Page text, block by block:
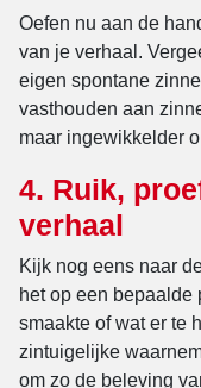
Oefen nu aan de
van je verhaal.
eigen spontane
vasthouden aan
maar ingewikkelder
4. Ruik,
verhaal
Kijk nog eens naar
het op een
smaakte of wat er te
zintuigelijke
om zo de beleving